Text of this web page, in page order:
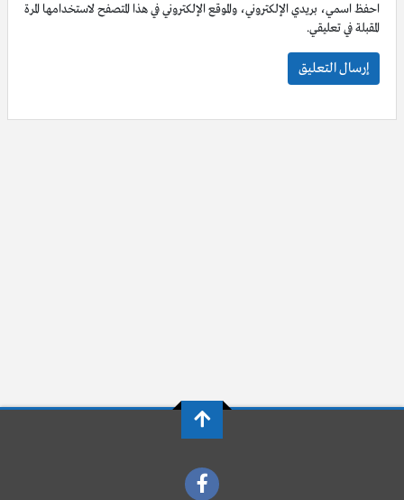
احفظ اسمي، بريدي الإلكتروني، والموقع الإلكتروني في هذا المتصفح لاستخدامها المرة
المقبلة في تعليقي.